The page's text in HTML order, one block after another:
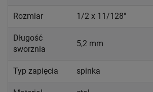
Rozmiar 1/2 x 11/128"
Długość
sworznia
5,2 mm
Typ zapięcia spinka